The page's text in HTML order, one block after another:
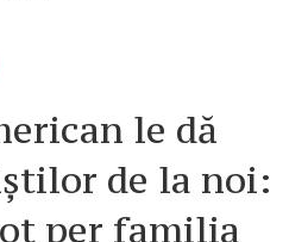
le dă
de la noi:
per familia